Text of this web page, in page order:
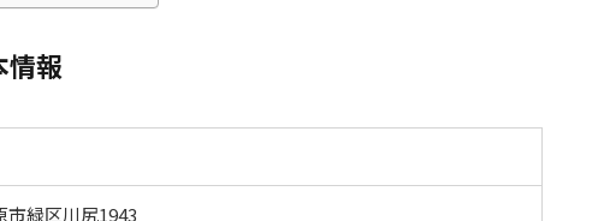
情報
市緑区川尻1943